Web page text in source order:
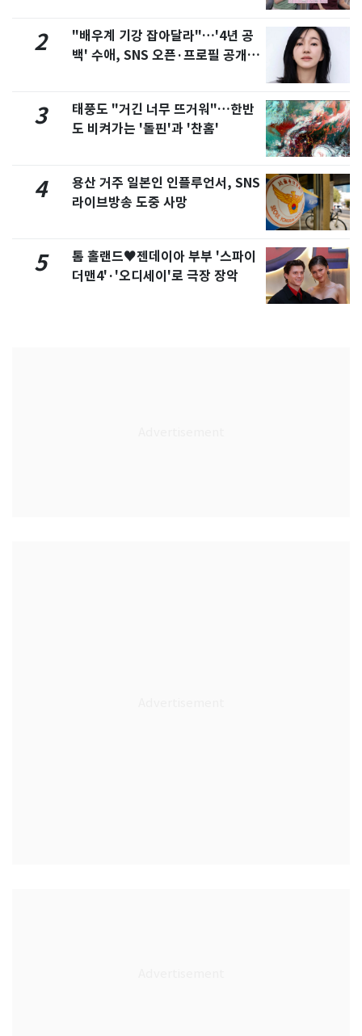
2
"배우계 기강 잡아달라"…'4년 공
백' 수애, SNS 오픈·프로필 공개
3
태풍도 "거긴 너무 뜨거워"…한반
도 비켜가는 '돌핀'과 '찬홈'
4
용산 거주 일본인 인플루언서, SNS
라이브방송 도중 사망
5
톰 홀랜드♥젠데이아 부부 '스파이
더맨4'·'오디세이'로 극장 장악